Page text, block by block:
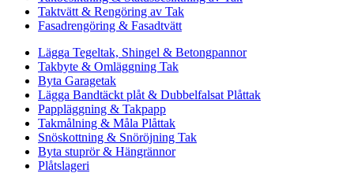
Taktvätt & Rengöring av Tak
Fasadrengöring & Fasadtvätt
Lägga Tegeltak, Shingel & Betongpannor
Takbyte & Omläggning Tak
Byta Garagetak
Lägga Bandtäckt plåt & Dubbelfalsat Plåttak
Pappläggning & Takpapp
Takmålning & Måla Plåttak
Snöskottning & Snöröjning Tak
Byta stuprör & Hängrännor
Plåtslageri